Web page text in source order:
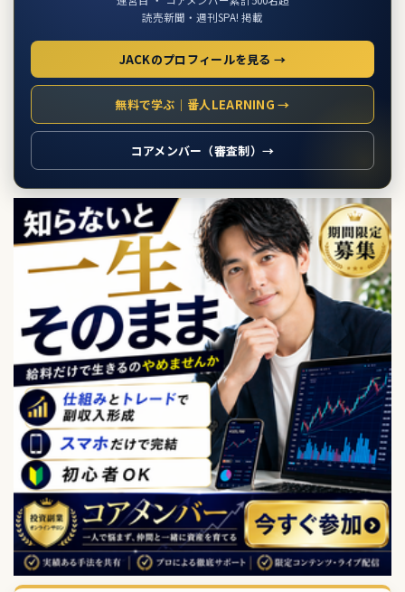
読売新聞・週刊SPA! 掲載
JACKのプロフィールを見る →
無料で学ぶ｜番人LEARNING →
コアメンバー（審査制）→